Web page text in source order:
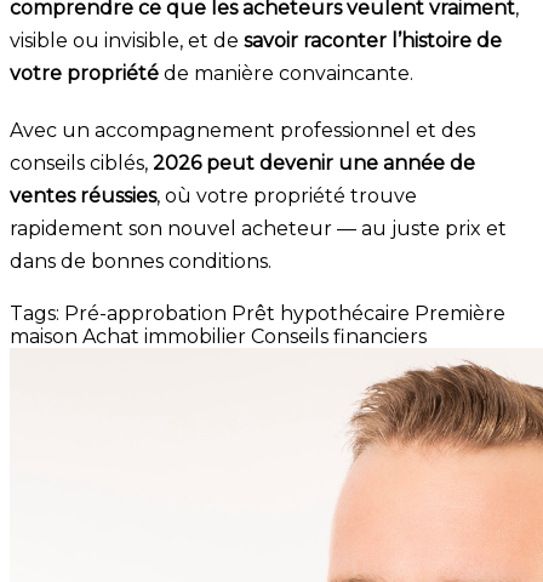
comprendre ce que les acheteurs veulent vraiment,
visible ou invisible, et de savoir raconter l’histoire de
votre propriété de manière convaincante.
Avec un accompagnement professionnel et des
conseils ciblés, 2026 peut devenir une année de
ventes réussies, où votre propriété trouve
rapidement son nouvel acheteur — au juste prix et
dans de bonnes conditions.
Tags: Pré-approbation Prêt hypothécaire Première
maison Achat immobilier Conseils financiers